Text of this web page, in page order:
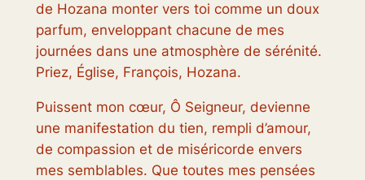
de Hozana monter vers toi comme un doux
parfum, enveloppant chacune de mes
journées dans une atmosphère de sérénité.
Priez, Église, François, Hozana.
Puissent mon cœur, Ô Seigneur, devienne
une manifestation du tien, rempli d’amour,
de compassion et de miséricorde envers
mes semblables. Que toutes mes pensées